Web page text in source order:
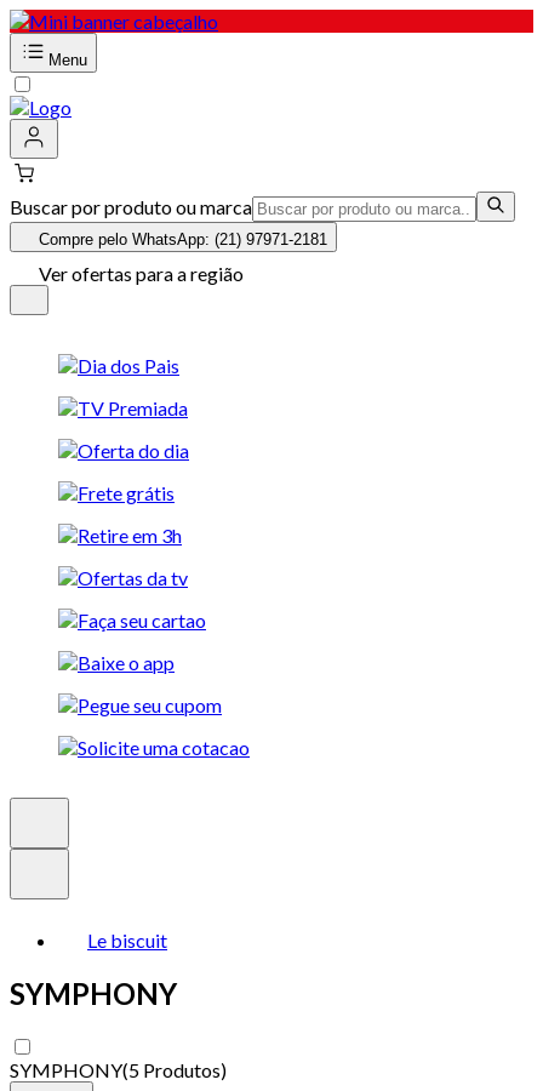
Menu
Buscar por produto ou marca
Compre pelo WhatsApp: (21) 97971-2181
Ver ofertas para a região
Le biscuit
SYMPHONY
SYMPHONY(5 Produtos)